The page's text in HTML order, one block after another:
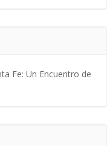
Fe: Un Encuentro de